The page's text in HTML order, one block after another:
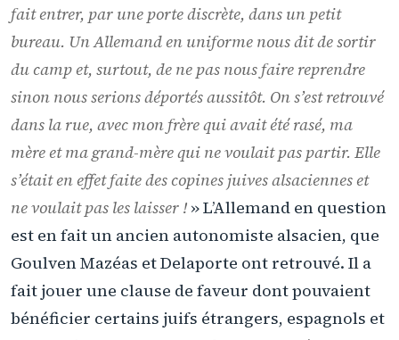
fait entrer, par une porte discrète, dans un petit
bureau. Un Allemand en uniforme nous dit de sortir
du camp et, surtout, de ne pas nous faire reprendre
sinon nous serions déportés aussitôt. On s’est retrouvé
dans la rue, avec mon frère qui avait été rasé, ma
mère et ma grand-mère qui ne voulait pas partir. Elle
s’était en effet faite des copines juives alsaciennes et
ne voulait pas les laisser ! » L’Allemand en question
est en fait un ancien autonomiste alsacien, que
Goulven Mazéas et Delaporte ont retrouvé. Il a
fait jouer une clause de faveur dont pouvaient
bénéficier certains juifs étrangers, espagnols et